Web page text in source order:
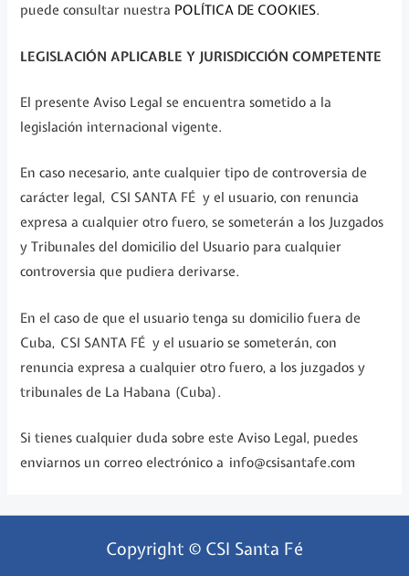
puede consultar nuestra POLÍTICA DE COOKIES.
LEGISLACIÓN APLICABLE Y JURISDICCIÓN COMPETENTE
El presente Aviso Legal se encuentra sometido a la
legislación internacional vigente.
En caso necesario, ante cualquier tipo de controversia de
carácter legal, CSI SANTA FÉ y el usuario, con renuncia
expresa a cualquier otro fuero, se someterán a los Juzgados
y Tribunales del domicilio del Usuario para cualquier
controversia que pudiera derivarse.
En el caso de que el usuario tenga su domicilio fuera de
Cuba, CSI SANTA FÉ y el usuario se someterán, con
renuncia expresa a cualquier otro fuero, a los juzgados y
tribunales de La Habana (Cuba).
Si tienes cualquier duda sobre este Aviso Legal, puedes
enviarnos un correo electrónico a info@csisantafe.com
Copyright © CSI Santa Fé